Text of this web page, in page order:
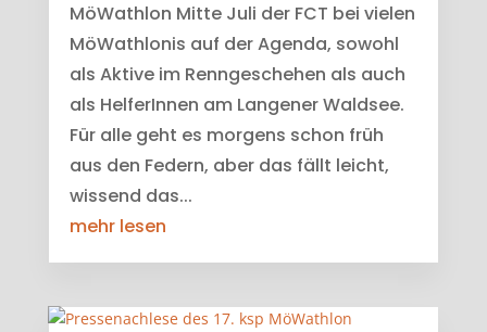
MöWathlon Mitte Juli der FCT bei vielen
MöWathlonis auf der Agenda, sowohl
als Aktive im Renngeschehen als auch
als HelferInnen am Langener Waldsee.
Für alle geht es morgens schon früh
aus den Federn, aber das fällt leicht,
wissend das...
mehr lesen